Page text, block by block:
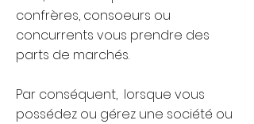
confrères, consoeurs ou
concurrents vous prendre des
parts de marchés.
Par conséquent, lorsque vous
possédez ou gérez une société ou